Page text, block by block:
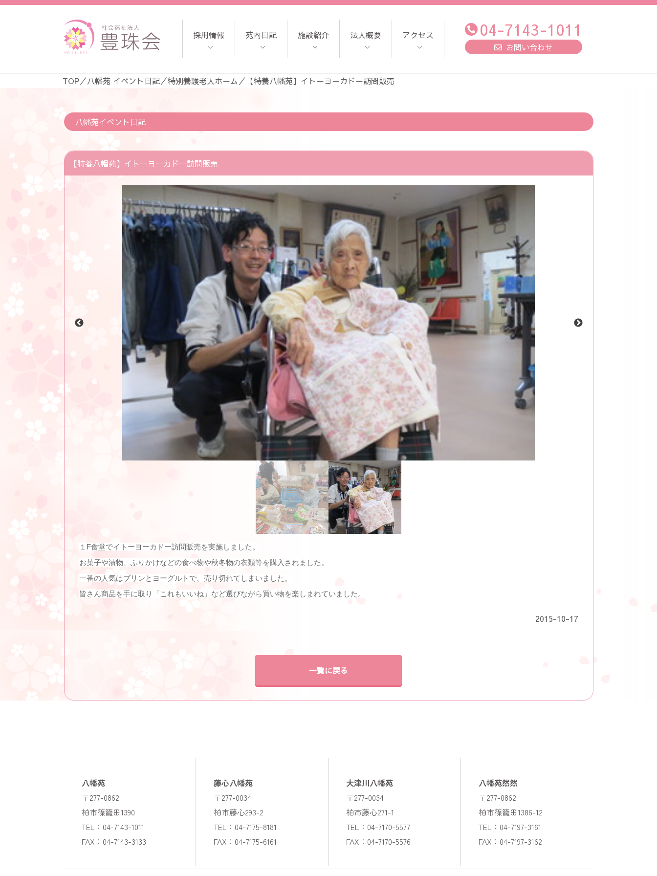
採用情報 苑内日記 施設紹介 法人概要 アクセス 04-7143-1011
お問い合わせ
TOP／八幡苑 イベント日記／特別養護老人ホーム ／ 【特養八幡苑】イトーヨーカドー訪問販売
八幡苑イベント日記
【特養八幡苑】イトーヨーカドー訪問販売
１F食堂でイトーヨーカドー訪問販売を実施しました。
お菓子や漬物、ふりかけなどの食べ物や秋冬物の衣類等を購入されました。
一番の人気はプリンとヨーグルトで、売り切れてしまいました。
皆さん商品を手に取り「これもいいね」など選びながら買い物を楽しまれていました。
2015-10-17
一覧に戻る
八幡苑
〒277-0862
柏市篠籠田1390
TEL：04-7143-1011
FAX：04-7143-3133
藤心八幡苑
〒277-0034
柏市藤心293-2
TEL：04-7175-8181
FAX：04-7175-6161
大津川八幡苑
〒277-0034
柏市藤心271-1
TEL：04-7170-5577
FAX：04-7170-5576
八幡苑然然
〒277-0862
柏市篠籠田1386-12
TEL：04-7197-3161
FAX：04-7197-3162